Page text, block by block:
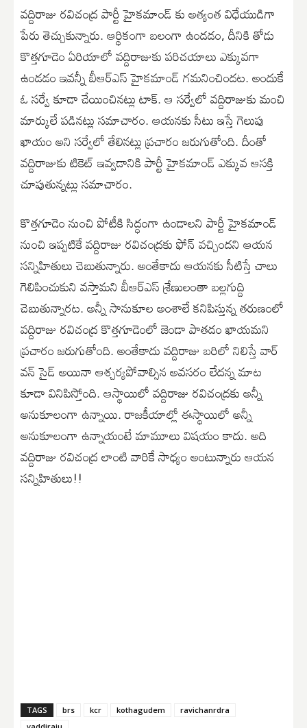
వద్దిరాజు రవిచంద్ర పార్టీ హైకమాండ్ కు అత్యంత విధేయుడిగా
పేరు తెచ్చుకున్నారు. ఆర్థికంగా బలంగా ఉండడం, దీనికి తోడు
కొత్తగూడెం ఏరియాలో వద్దిరాజుకు పరిచయాలు ఎక్కువగా
ఉండడం ఇవన్నీ బీఆర్ఎస్ హైకమాండ్ గమనించిందట. అందుకే
ఓ సర్వే కూడా చేయించినట్లు టాక్. ఆ సర్వేలో వద్దిరాజుకు మంచి
మార్కులే పడినట్లు సమాచారం. ఆయనకు సీటు ఇస్తే గెలుపు
ఖాయం అని సర్వేలో తేలినట్లు ప్రచారం జరుగుతోంది. దీంతో
వద్దిరాజుకు టికెట్ ఇవ్వడానికి పార్టీ హైకమాండ్ ఎక్కువ ఆసక్తి
చూపుతున్నట్లు సమాచారం.
కొత్తగూడెం నుంచి పోటీకి సిద్ధంగా ఉండాలని పార్టీ హైకమాండ్
నుంచి ఇప్పటికే వద్దిరాజు రవిచంద్రకు ఫోన్ వచ్చిందని ఆయన
సన్నిహితులు చెబుతున్నారు. అంతేకాదు ఆయనకు సీటిస్తే చాలు
గెలిపించుకుని వస్తామని బీఆర్ఎస్ శ్రేణులంతా బల్లగుద్ది
చెబుతున్నారట. అన్నీ సానుకూల అంశాలే కనిపిస్తున్న తరుణంలో
వద్దిరాజు రవిచంద్ర కొత్తగూడెంలో జెండా పాతడం ఖాయమని
ప్రచారం జరుగుతోంది. అంతేకాదు వద్దిరాజు బరిలో నిలిస్తే వార్
వన్ సైడ్ అయినా ఆశ్చర్యపోవాల్సిన అవసరం లేదన్న మాట
కూడా వినిపిస్తోంది. ఆస్థాయిలో వద్దిరాజు రవిచంద్రకు అన్నీ
అనుకూలంగా ఉన్నాయి. రాజకీయాల్లో ఈస్థాయిలో అన్నీ
అనుకూలంగా ఉన్నాయంటే మామూలు విషయం కాదు. అది
వద్దిరాజు రవిచంద్ర లాంటి వారికే సాధ్యం అంటున్నారు ఆయన
సన్నిహితులు!!
TAGS brs kcr kothagudem
ravichanrdra